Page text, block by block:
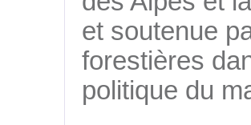
et soutenue
forestières
politique du